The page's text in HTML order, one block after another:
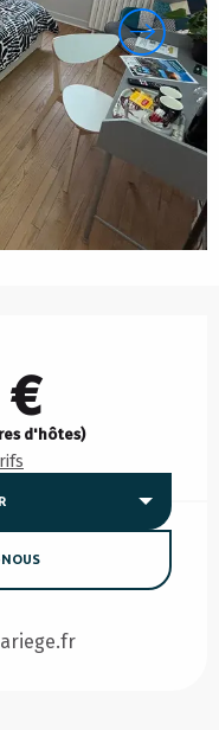
€
d'hôtes)